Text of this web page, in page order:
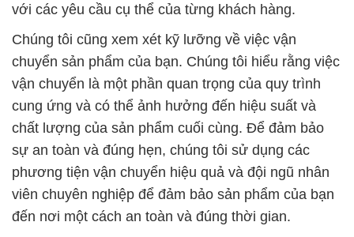
với các yêu cầu cụ thể của từng khách hàng.
Chúng tôi cũng xem xét kỹ lưỡng về việc vận
chuyển sản phẩm của bạn. Chúng tôi hiểu rằng việc
vận chuyển là một phần quan trọng của quy trình
cung ứng và có thể ảnh hưởng đến hiệu suất và
chất lượng của sản phẩm cuối cùng. Để đảm bảo
sự an toàn và đúng hẹn, chúng tôi sử dụng các
phương tiện vận chuyển hiệu quả và đội ngũ nhân
viên chuyên nghiệp để đảm bảo sản phẩm của bạn
đến nơi một cách an toàn và đúng thời gian.